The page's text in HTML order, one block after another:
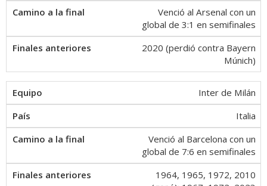
Venció al Arsenal con un
global de 3:1 en semifinales
2020 (perdió contra Bayern
Múnich)
Inter de Milán
Italia
Venció al Barcelona con un
global de 7:6 en semifinales
1964, 1965, 1972, 2010